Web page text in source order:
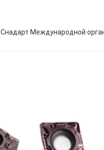
Снадарт Международной